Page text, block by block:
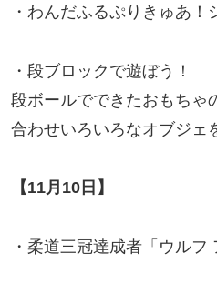
・わんだふるぷりきゅあ！
・段ブロックで遊ぼう！
段ボールでできたおもちゃ
合わせいろいろなオブジェ
【11月10日】
・柔道三冠達成者「ウルフ